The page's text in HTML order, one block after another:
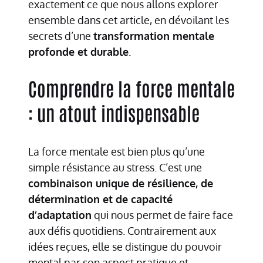
exactement ce que nous allons explorer
ensemble dans cet article, en dévoilant les
secrets d’une transformation mentale
profonde et durable
Comprendre la force mentale
: un atout indispensable
La force mentale est bien plus qu’une
simple résistance au stress. C’est une
combinaison unique de résilience, de
détermination et de capacité
d’adaptation qui nous permet de faire face
aux défis quotidiens. Contrairement aux
idées reçues, elle se distingue du pouvoir